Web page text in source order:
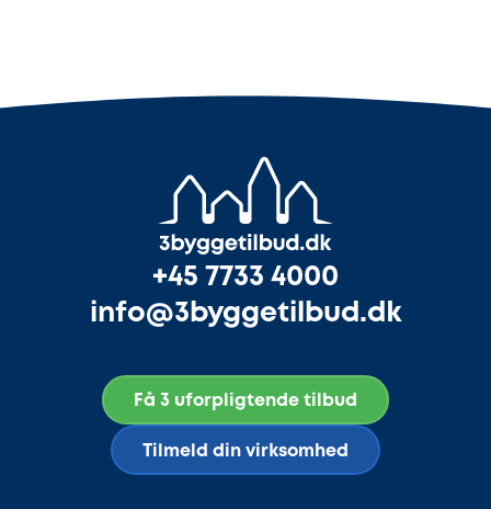
+45 7733 4000
info@3byggetilbud.dk
Få 3 uforpligtende tilbud
Tilmeld din virksomhed